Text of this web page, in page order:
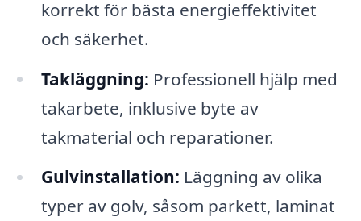
korrekt för bästa energieffektivitet
och säkerhet.
Takläggning: Professionell hjälp med
takarbete, inklusive byte av
takmaterial och reparationer.
Gulvinstallation: Läggning av olika
typer av golv, såsom parkett, laminat